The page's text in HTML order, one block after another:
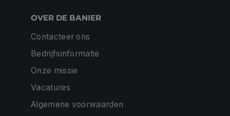
OVER DE BANIER
Contacteer ons
Bedrijfsinformatie
Onze missie
Vacatures
Algemene voorwaarden